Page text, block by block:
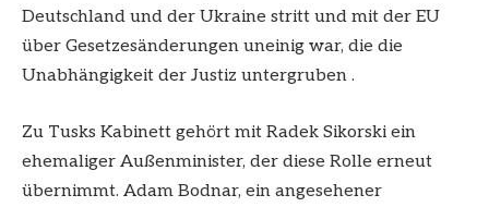
Deutschland und der Ukraine stritt und mit der EU
über Gesetzesänderungen uneinig war, die die
Unabhängigkeit der Justiz untergruben .
Zu Tusks Kabinett gehört mit Radek Sikorski ein
ehemaliger Außenminister, der diese Rolle erneut
übernimmt. Adam Bodnar, ein angesehener